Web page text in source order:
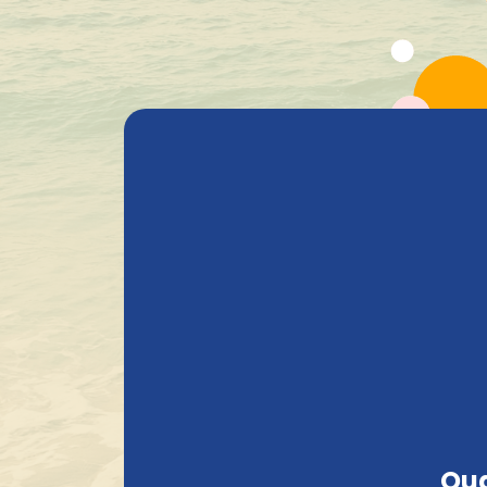
Alle producten Bieren Heavenly Selections Gods